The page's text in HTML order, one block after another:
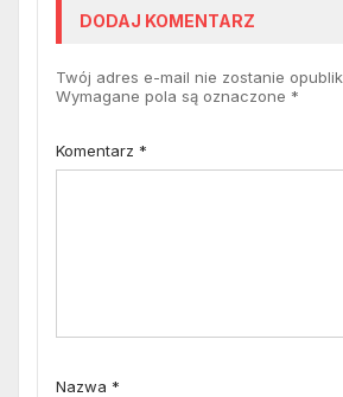
DODAJ KOMENTARZ
Twój adres e-mail nie zostanie
Wymagane pola są oznaczone *
Komentarz *
Nazwa *